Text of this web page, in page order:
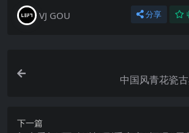
VJ GOU 分享
中国风青花瓷
下一篇